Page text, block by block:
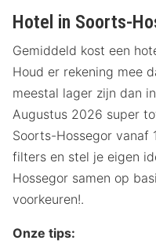
Hotel in Soorts-
Gemiddeld kost een
Houd er rekening mee
meestal lager zijn dan
Augustus 2026 super
Soorts-Hossegor vanaf
filters en stel je eigen
Hossegor samen op
voorkeuren!.
Onze tips: